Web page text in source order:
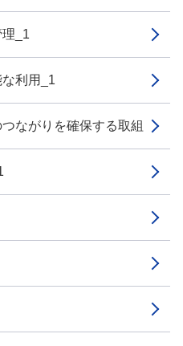
_1
利用_1
ながりを確保する取組